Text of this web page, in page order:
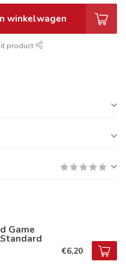
winkelwagen
product
Game
€6,20